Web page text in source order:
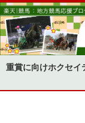
重賞に向けホクセイ